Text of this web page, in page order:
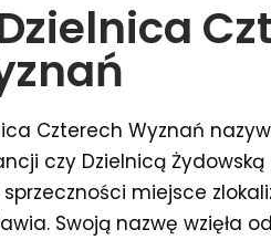
Czterech Wyznań
czy Dzielnicą
sprzeczności miejsce
Swoją nazwę wzięła